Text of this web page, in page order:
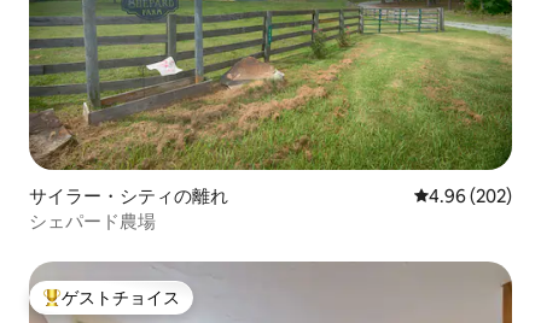
サイラー・シティの離れ レビュー202
4.96 (202)
シェパード農場
大好評のゲストチョイスです。
ゲストチョイス